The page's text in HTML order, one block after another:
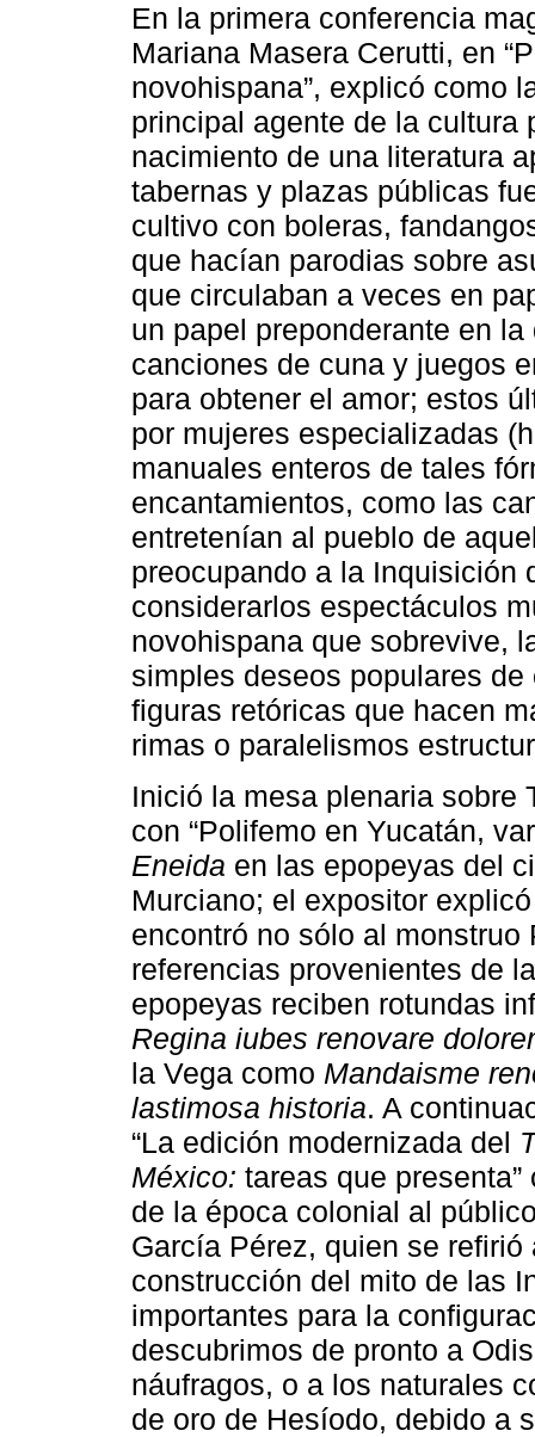
En la primera conferencia
Mariana Masera Cerutti, en
novohispana”, explicó como
principal agente de la cultura
nacimiento de una literatura
tabernas y plazas públicas
cultivo con boleras,
que hacían parodias sobre
que circulaban a veces en
un papel preponderante en
canciones de cuna y juegos
para obtener el amor; estos
por mujeres especializadas
manuales enteros de tales
encantamientos, como las
entretenían al pueblo de
preocupando a la Inquisición
considerarlos espectáculos
novohispana que sobrevive,
simples deseos populares
figuras retóricas que hacen
rimas o paralelismos
Inició la mesa plenaria sobre
con “Polifemo en Yucatán,
Eneida en las epopeyas del
Murciano; el expositor
encontró no sólo al
referencias provenientes de
epopeyas reciben rotundas
Regina iubes renovare
la Vega como Mandaisme
lastimosa historia. A
“La edición modernizada del
México: tareas que
de la época colonial al
García Pérez, quien se
construcción del mito de las
importantes para la
descubrimos de pronto a
náufragos, o a los naturales
de oro de Hesíodo, debido a